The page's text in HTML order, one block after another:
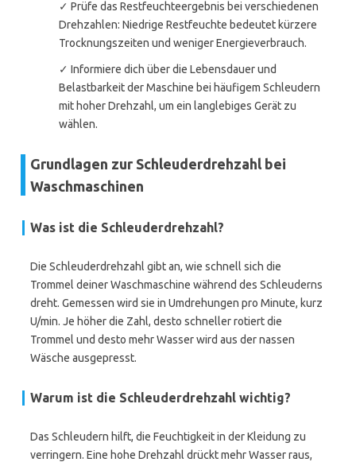
✓ Prüfe das Restfeuchteergebnis bei verschiedenen
Drehzahlen: Niedrige Restfeuchte bedeutet kürzere
Trocknungszeiten und weniger Energieverbrauch.
✓ Informiere dich über die Lebensdauer und
Belastbarkeit der Maschine bei häufigem Schleudern
mit hoher Drehzahl, um ein langlebiges Gerät zu
wählen.
Grundlagen zur Schleuderdrehzahl bei
Waschmaschinen
Was ist die Schleuderdrehzahl?
Die Schleuderdrehzahl gibt an, wie schnell sich die
Trommel deiner Waschmaschine während des Schleuderns
dreht. Gemessen wird sie in Umdrehungen pro Minute, kurz
U/min. Je höher die Zahl, desto schneller rotiert die
Trommel und desto mehr Wasser wird aus der nassen
Wäsche ausgepresst.
Warum ist die Schleuderdrehzahl wichtig?
Das Schleudern hilft, die Feuchtigkeit in der Kleidung zu
verringern. Eine hohe Drehzahl drückt mehr Wasser raus,